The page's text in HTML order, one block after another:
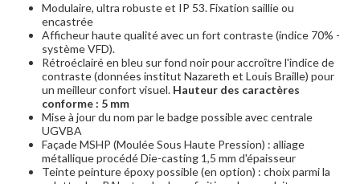
Modulaire, ultra robuste et IP 53. Fixation saillie ou
encastrée
Afficheur haute qualité avec un fort contraste (indice 70% -
système VFD).
Rétroéclairé en bleu sur fond noir pour accroître l'indice de
contraste (données institut Nazareth et Louis Braille) pour
un meilleur confort visuel. Hauteur des caractères
conforme : 5 mm
Mise à jour du nom par le badge possible avec centrale
UGVBA
Façade MSHP (Moulée Sous Haute Pression) : alliage
métallique procédé Die-casting 1,5 mm d'épaisseur
Teinte peinture époxy possible (en option) : choix parmi la